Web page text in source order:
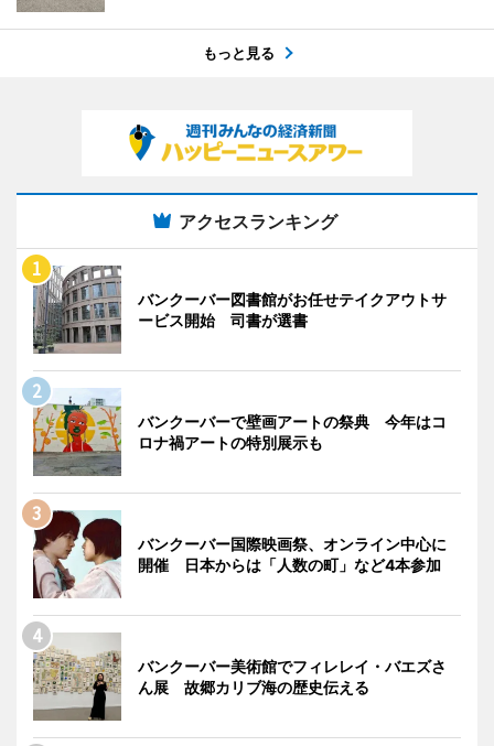
もっと見る
アクセスランキング
バンクーバー図書館がお任せテイクアウトサ
ービス開始 司書が選書
バンクーバーで壁画アートの祭典 今年はコ
ロナ禍アートの特別展示も
バンクーバー国際映画祭、オンライン中心に
開催 日本からは「人数の町」など4本参加
バンクーバー美術館でフィレレイ・バエズさ
ん展 故郷カリブ海の歴史伝える